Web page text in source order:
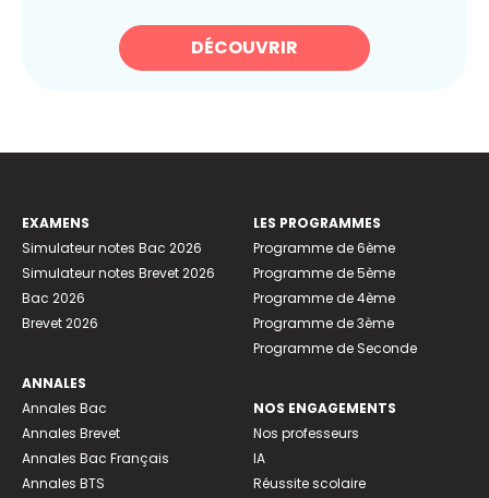
DÉCOUVRIR
EXAMENS
Simulateur notes Bac 2026
Simulateur notes Brevet 2026
Bac 2026
Brevet 2026
ANNALES
Annales Bac
Annales Brevet
Annales Bac Français
Annales BTS
LES PROGRAMMES
Programme de 6ème
Programme de 5ème
Programme de 4ème
Programme de 3ème
Programme de Seconde
NOS ENGAGEMENTS
Nos professeurs
IA
Réussite scolaire